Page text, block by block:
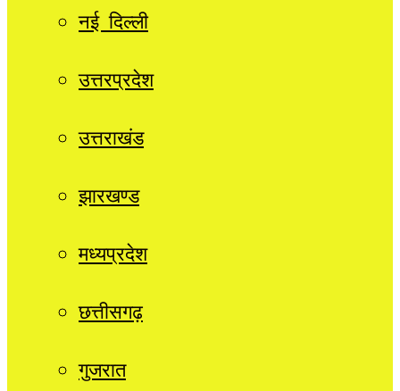
नई दिल्ली
उत्तरप्रदेश
उत्तराखंड
झारखण्ड
मध्यप्रदेश
छत्तीसगढ़
गुजरात